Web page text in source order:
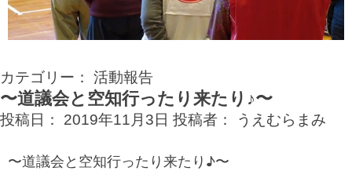
カテゴリー： 活動報告
〜道議会と空知行ったり来たり♪〜
投稿日： 2019年11月3日 投稿者： うえむらまみ
〜道議会と空知行ったり来たり♪〜